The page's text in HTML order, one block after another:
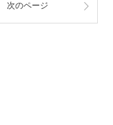
次のページ